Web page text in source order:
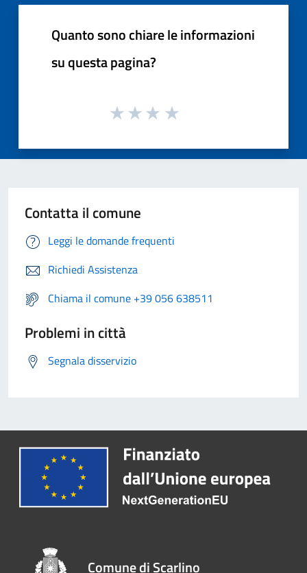
Quanto sono chiare le informazioni
su questa pagina?
Contatta il comune
Leggi le domande frequenti
Richiedi Assistenza
Chiama il comune +39 056 638511
Problemi in città
Segnala disservizio
Comune di Scarlino